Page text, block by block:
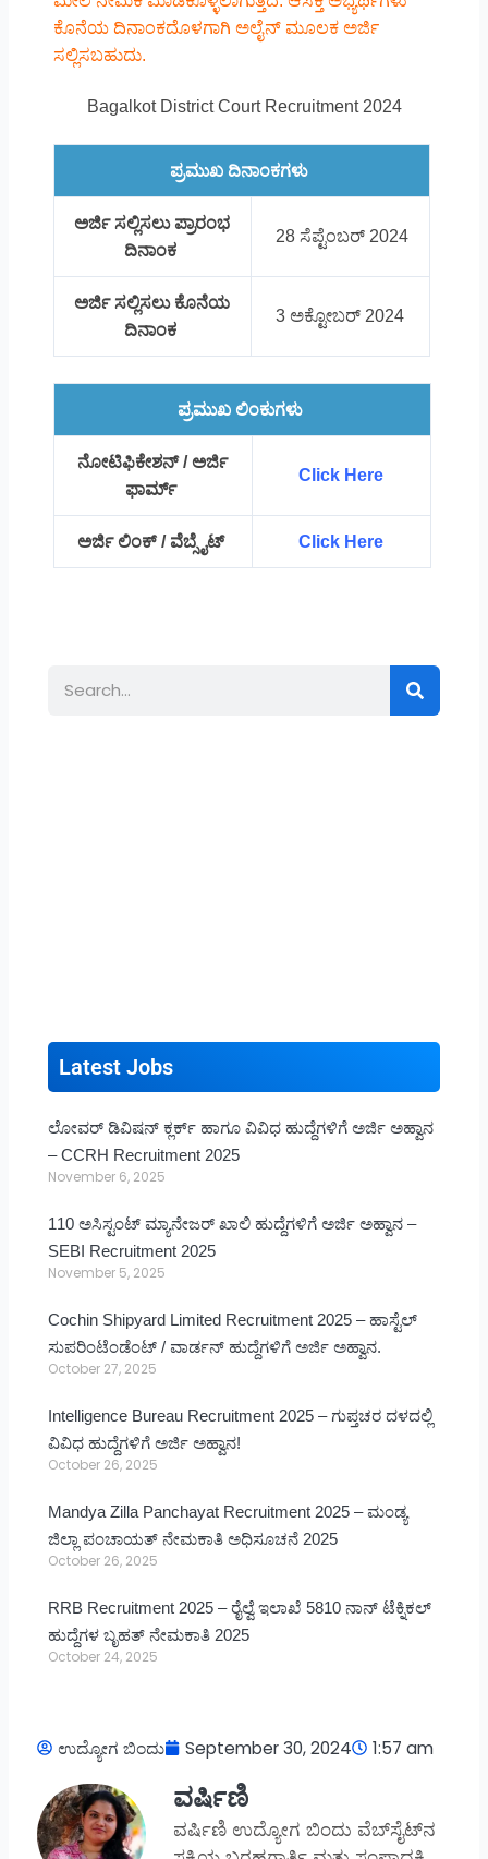
ಕೊನೆಯ ದಿನಾಂಕದೊಳಗಾಗಿ ಅಲೈನ್ ಮೂಲಕ ಅರ್ಜಿ
ಸಲ್ಲಿಸಬಹುದು.
Bagalkot District Court Recruitment 2024
ಪ್ರಮುಖ ದಿನಾಂಕಗಳು
ಅರ್ಜಿ ಸಲ್ಲಿಸಲು ಪ್ರಾರಂಭ
ದಿನಾಂಕ
28 ಸೆಪ್ಟೆಂಬರ್ 2024
ಅರ್ಜಿ ಸಲ್ಲಿಸಲು ಕೊನೆಯ
ದಿನಾಂಕ
3 ಅಕ್ಟೋಬರ್ 2024
ಪ್ರಮುಖ ಲಿಂಕುಗಳು
ನೋಟಿಫಿಕೇಶನ್ / ಅರ್ಜಿ
ಫಾರ್ಮ್
Click Here
ಅರ್ಜಿ ಲಿಂಕ್ / ವೆಬ್ಸೈಟ್ Click Here
Search
Latest Jobs
ಲೋವರ್ ಡಿವಿಷನ್ ಕ್ಲರ್ಕ್ ಹಾಗೂ ವಿವಿಧ ಹುದ್ದೆಗಳಿಗೆ ಅರ್ಜಿ ಅಹ್ವಾನ
– CCRH Recruitment 2025
November 6, 2025
110 ಅಸಿಸ್ಟಂಟ್ ಮ್ಯಾನೇಜರ್ ಖಾಲಿ ಹುದ್ದೆಗಳಿಗೆ ಅರ್ಜಿ ಅಹ್ವಾನ –
SEBI Recruitment 2025
November 5, 2025
Cochin Shipyard Limited Recruitment 2025 – ಹಾಸ್ಟೆಲ್
ಸುಪರಿಂಟೆಂಡೆಂಟ್ / ವಾರ್ಡನ್ ಹುದ್ದೆಗಳಿಗೆ ಅರ್ಜಿ ಅಹ್ವಾನ.
October 27, 2025
Intelligence Bureau Recruitment 2025 – ಗುಪ್ತಚರ ದಳದಲ್ಲಿ
ವಿವಿಧ ಹುದ್ದೆಗಳಿಗೆ ಅರ್ಜಿ ಅಹ್ವಾನ!
October 26, 2025
Mandya Zilla Panchayat Recruitment 2025 – ಮಂಡ್ಯ
ಜಿಲ್ಲಾ ಪಂಚಾಯತ್ ನೇಮಕಾತಿ ಅಧಿಸೂಚನೆ 2025
October 26, 2025
RRB Recruitment 2025 – ರೈಲ್ವೆ ಇಲಾಖೆ 5810 ನಾನ್ ಟೆಕ್ನಿಕಲ್
ಹುದ್ದೆಗಳ ಬೃಹತ್ ನೇಮಕಾತಿ 2025
October 24, 2025
ಉದ್ಯೋಗ ಬಿಂದು September 30, 2024 1:57 am
ವರ್ಷಿಣಿ
ವರ್ಷಿಣಿ ಉದ್ಯೋಗ ಬಿಂದು ವೆಬ್‌ಸೈಟ್‌ನ